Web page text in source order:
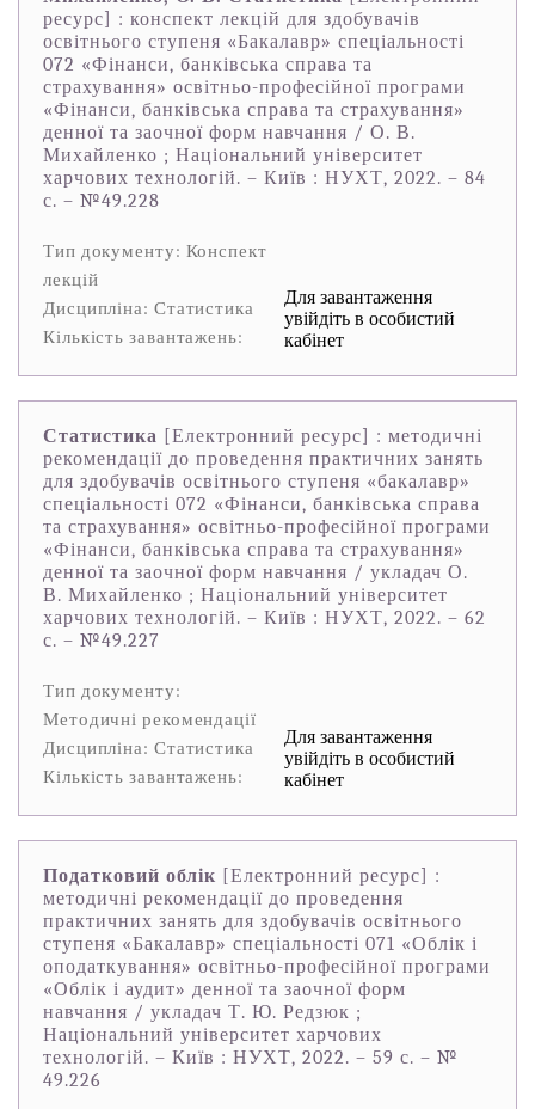
ресурс] : конспект лекцій для здобувачів
освітнього ступеня «Бакалавр» спеціальності
072 «Фінанси, банківська справа та
страхування» освітньо-професійної програми
«Фінанси, банківська справа та страхування»
денної та заочної форм навчання / О. В.
Михайленко ; Національний університет
харчових технологій. – Київ : НУХТ, 2022. – 84
с. – №49.228
Тип документу: Конспект
лекцій
Дисципліна: Статистика
Кількість завантажень:
Для завантаження
увійдіть в особистий
кабінет
Статистика [Електронний ресурс] : методичні
рекомендації до проведення практичних занять
для здобувачів освітнього ступеня «бакалавр»
спеціальності 072 «Фінанси, банківська справа
та страхування» освітньо-професійної програми
«Фінанси, банківська справа та страхування»
денної та заочної форм навчання / укладач О.
В. Михайленко ; Національний університет
харчових технологій. – Київ : НУХТ, 2022. – 62
с. – №49.227
Тип документу:
Методичні рекомендації
Дисципліна: Статистика
Кількість завантажень:
Для завантаження
увійдіть в особистий
кабінет
Податковий облік [Електронний ресурс] :
методичні рекомендації до проведення
практичних занять для здобувачів освітнього
ступеня «Бакалавр» спеціальності 071 «Облік і
оподаткування» освітньо-професійної програми
«Облік і аудит» денної та заочної форм
навчання / укладач Т. Ю. Редзюк ;
Національний університет харчових
технологій. – Київ : НУХТ, 2022. – 59 с. – №
49.226